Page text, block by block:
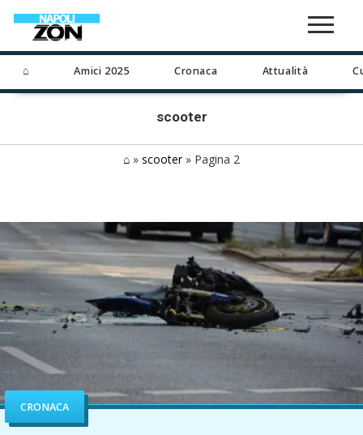
⌂ Amici 2025 Cronaca Attualità
scooter
⌂ » scooter» Pagina 2
CRONACA